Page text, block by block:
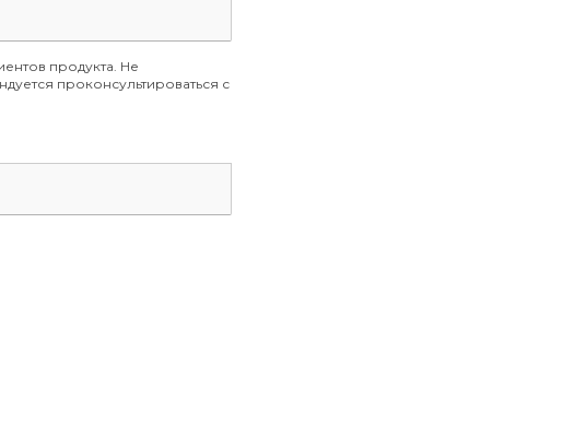
продукта. Не
проконсультироваться с